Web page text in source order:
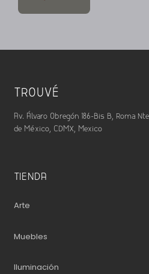
TROUVÉ
Av. Álvaro Obregón 186-Bis B, Roma
de México, CDMX, Mexico
TIENDA
Arte
Muebles
Iluminación